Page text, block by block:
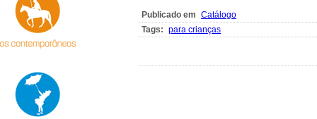
Publicado em Catálogo
Tags: para crianças